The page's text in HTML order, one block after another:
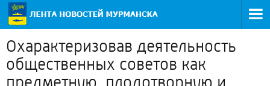
Охарактеризовав деятельность
общественных советов как